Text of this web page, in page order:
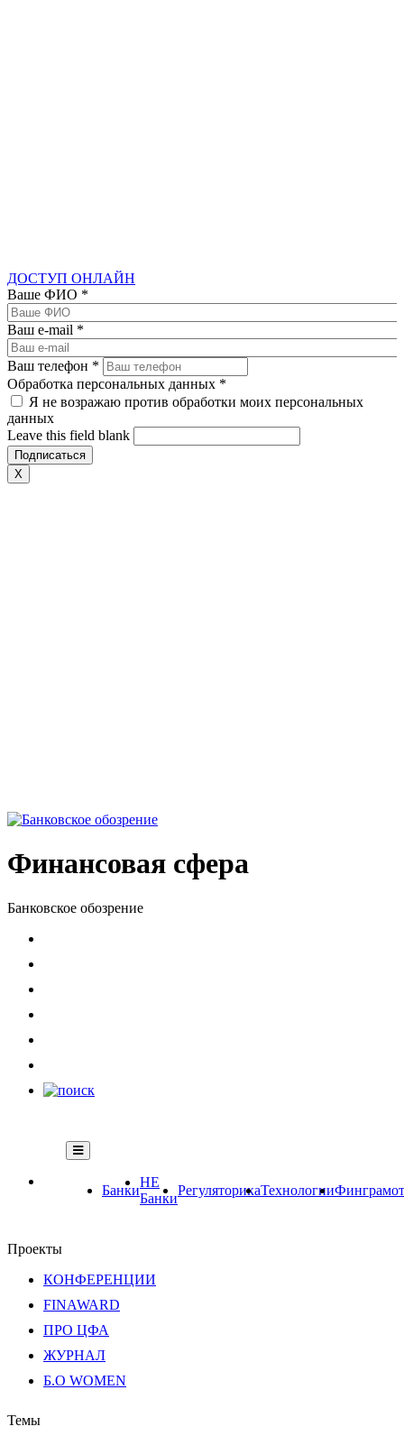
ДОСТУП ОНЛАЙН
Ваше ФИО *
Ваш e-mail *
Ваш телефон *
Обработка персональных данных *
Я не возражаю против обработки моих персональных
данных
Leave this field blank
X
Финансовая сфера
Банковское обозрение
Банки
НЕ
Банки
РегуляторикаТехнологии
Проекты
КОНФЕРЕНЦИИ
FINAWARD
ПРО ЦФА
ЖУРНАЛ
Б.О WOMEN
Темы